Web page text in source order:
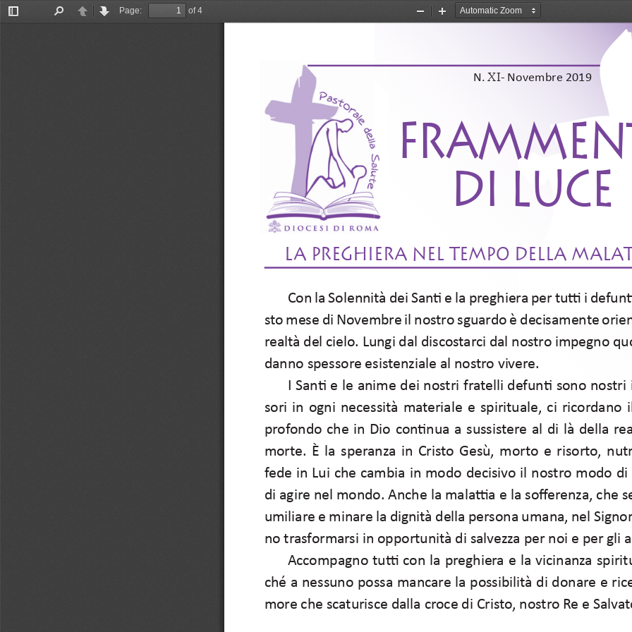
Toggle
PreviousNext
Page:
of 4
Zoom
Zoom
       Con la Solennità dei San
Ɵ
   e la preghiera per tu
ƫ
   i defun
sto mese di Novembre il nostro sguardo è decisamente
realtà del cielo. Lungi dal discostarci dal nostro impegno
danno spessore esistenziale al nostro vivere.
I SanƟ
  e le anime dei nostri fratelli defun
Ɵ
sono nostri
sori in ogni necessità materiale e spirituale, ci ricordano
profondo che in Dio conƟ
nua a sussistere al di là della
morte. È la speranza in Cristo Gesù, morto e risorto,
fede in Lui che cambia in modo decisivo il nostro modo di
di agire nel mondo. Anche la malaƫ
  a e la so
ff erenza, che
umiliare e minare la dignità della persona umana, nel
no trasformarsi in opportunità di salvezza per noi e per gli
Accompagno tuƫ
con la preghiera e la vicinanza
ché a nessuno possa mancare la possibilità di donare e
more che scaturisce dalla croce di Cristo, nostro Re e
DI LUCE
N. XI- Novembre 2019
La preghiera nel tempo della